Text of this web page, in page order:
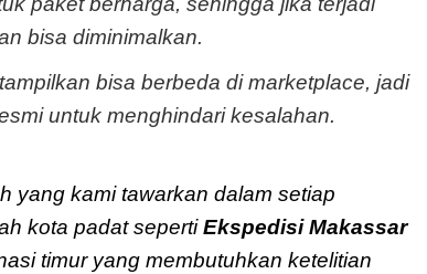
bisa diminimalkan.
bisa berbeda di marketplace, jadi
untuk menghindari kesalahan.
yang kami tawarkan dalam setiap
kota padat sepertiEkspedisi Makassar
timur yang membutuhkan ketelitian